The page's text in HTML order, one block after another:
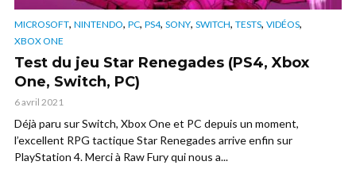
MICROSOFT, NINTENDO, PC, PS4, SONY, SWITCH, TESTS, VIDÉOS,
XBOX ONE
Test du jeu Star Renegades (PS4, Xbox
One, Switch, PC)
6 avril 2021
Déjà paru sur Switch, Xbox One et PC depuis un moment,
l’excellent RPG tactique Star Renegades arrive enfin sur
PlayStation 4. Merci à Raw Fury qui nous a...